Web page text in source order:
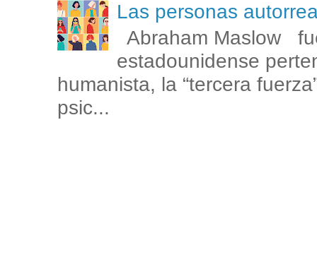
Las personas
Abraham Maslow
estadounidense
humanista, la “tercera
psic...